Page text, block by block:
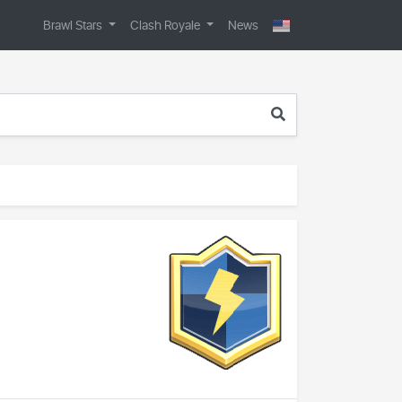
Brawl Stars Clash Royale News